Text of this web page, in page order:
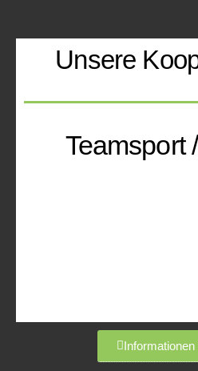
Unsere
Teamsport
Informationen